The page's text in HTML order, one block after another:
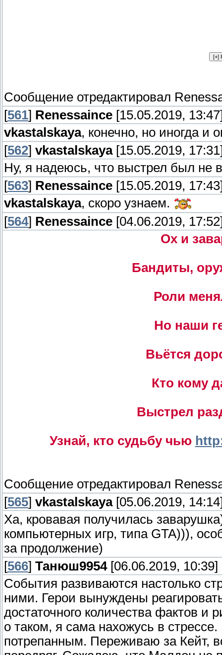
Сообщение отредактировал
[561] Renessaince [15.05.2019,
vkastalskaya, конечно, но иногда и
[562] vkastalskaya[15.05.2019,
Ну, я надеюсь, что выстрел был не
[563] Renessaince [15.05.2019,
vkastalskaya, скоро узнаем.
[564] Renessaince [04.06.2019,
Ох и
Бандиты,
Роли
Но наши
Вьётся
Кто кому
Выстрел
Узнай, кто судьбу чью
Сообщение отредактировал
[565] vkastalskaya[05.06.2019,
Ха, кровавая получилась
компьютерных игр, типа GTA))),
за продолжение)
[566] Танюш9954[06.06.2019, 10:39]
События развиваются настолько
ними. Герои вынуждены
достаточного количества фактов и
о таком, я сама нахожусь в
потрепанным. Переживаю за Кейт,